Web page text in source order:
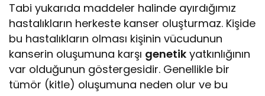
Tabi yukarıda maddeler halinde ayırdığımız
hastalıkların herkeste kanser oluşturmaz. Kişide
bu hastalıkların olması kişinin vücudunun
kanserin oluşumuna karşı genetik yatkınlığının
var olduğunun göstergesidir. Genellikle bir
tümör (kitle) oluşumuna neden olur ve bu